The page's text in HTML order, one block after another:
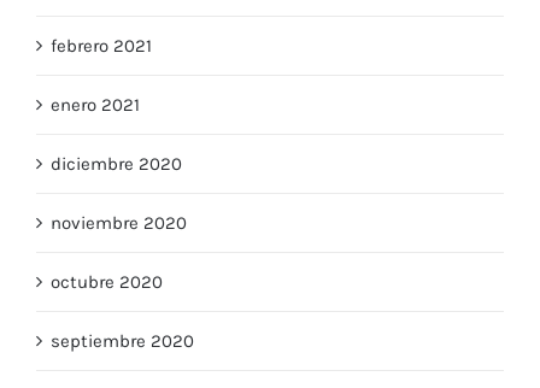
febrero 2021
enero 2021
diciembre 2020
noviembre 2020
octubre 2020
septiembre 2020